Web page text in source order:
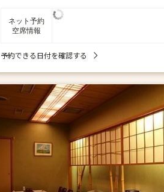
ネット予約
空席情報
予約できる日付を確認する